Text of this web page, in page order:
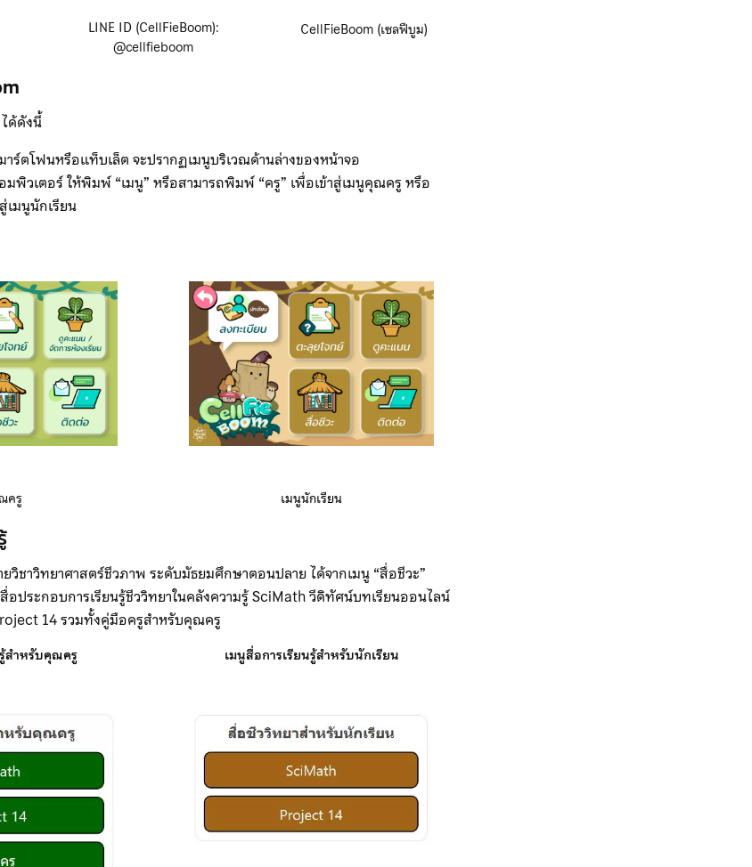
LINE ID (CellFieBoom):
@cellfieboom
CellFieBoom (เซลฟีบูม)
ด้ดังนี้
าร์ตโฟนหรือแท็บเล็ต จะปรากฏเมนูบริเวณด้านล่างของหน้าจอ
มพิวเตอร์ ให้พิมพ์ “เมนู” หรือสามารถพิมพ์ “ครู” เพื่อเข้าสู่เมนูคุณครู หรือ
เมนูนักเรียน
ครู เมนูนักเรียน
ยวิชาวิทยาศาสตร์ชีวภาพ ระดับมัธยมศึกษาตอนปลาย ได้จากเมนู “สื่อชีวะ”
อประกอบการเรียนรู้ชีววิทยาในคลังความรู้ SciMath วีดิทัศน์บทเรียนออนไลน์
14 รวมทั้งคู่มือครูสำหรับคุณครู
สำหรับคุณครู เมนูสื่อการเรียนรู้สำหรับนักเรียน